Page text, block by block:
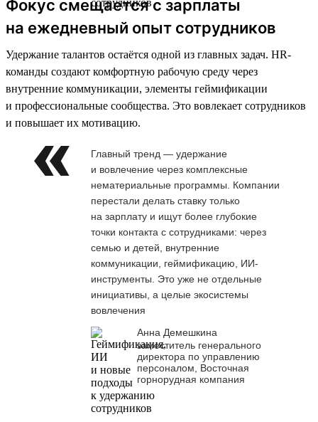
Фокус смещается с зарплаты
на ежедневный опыт сотрудников
Удержание талантов остаётся одной из главных задач. HR-
команды создают комфортную рабочую среду через
внутренние коммуникации, элементы геймификации
и профессиональные сообщества. Это вовлекает сотрудников
и повышает их мотивацию.
Главный тренд — удержание
и вовлечение через комплексные
нематериальные программы. Компании
перестали делать ставку только
на зарплату и ищут более глубокие
точки контакта с сотрудниками: через
семью и детей, внутренние
коммуникации, геймификацию, ИИ-
инструменты. Это уже не отдельные
инициативы, а целые экосистемы
вовлечения
Анна Демешкина
заместитель генерального
директора по управлению
персоналом, Восточная
горнорудная компания